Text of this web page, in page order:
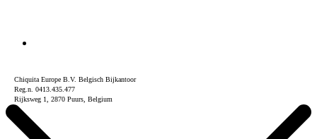
Chiquita Europe B.V. Belgisch Bijkantoor
Reg.n. 0413.435.477
Rijksweg 1, 2870 Puurs, Belgium